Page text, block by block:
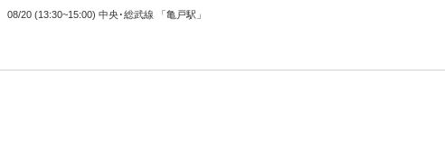
08/20 (13:30~15:00) 中央･総武線 「亀戸駅」